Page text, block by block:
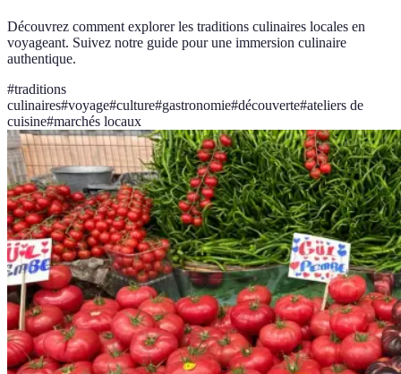
Découvrez comment explorer les traditions culinaires locales en
voyageant. Suivez notre guide pour une immersion culinaire
authentique.
#traditions
culinaires#voyage#culture#gastronomie#découverte#ateliers de
cuisine#marchés locaux